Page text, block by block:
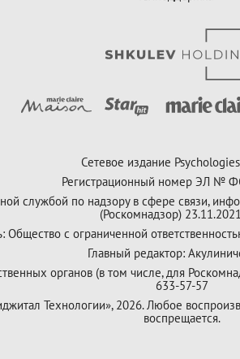
Сетевое издание
Регистрационный номер ЭЛ №
службой по надзору в сфере связи,
(Роскомнадзор)
Общество с ограниченной
Главный редактор:
органов (в том числе, для
633-57-57
Технологии», 2026. Любое
воспрещается.